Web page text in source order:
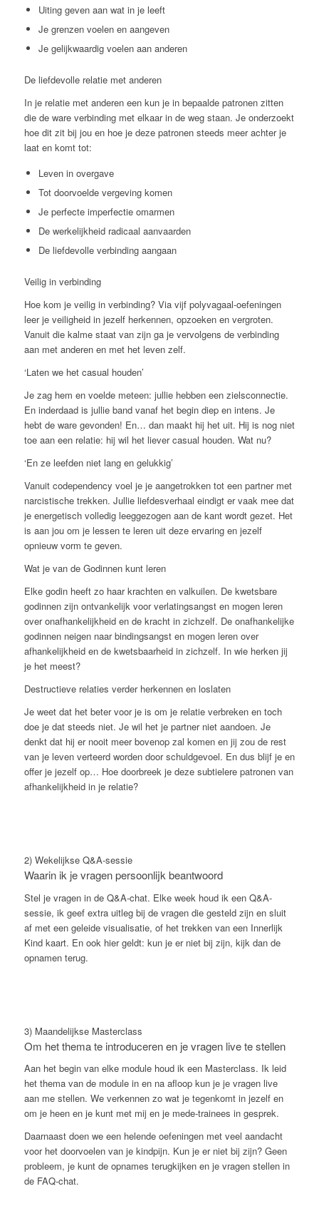
Uiting geven aan wat in je leeft
Je grenzen voelen en aangeven
Je gelijkwaardig voelen aan anderen
De liefdevolle relatie met anderen
In je relatie met anderen een kun je in bepaalde patronen zitten
die de ware verbinding met elkaar in de weg staan. Je onderzoekt
hoe dit zit bij jou en hoe je deze patronen steeds meer achter je
laat en komt tot:
Leven in overgave
Tot doorvoelde vergeving komen
Je perfecte imperfectie omarmen
De werkelijkheid radicaal aanvaarden
De liefdevolle verbinding aangaan
Veilig in verbinding
Hoe kom je veilig in verbinding? Via vijf polyvagaal-oefeningen
leer je veiligheid in jezelf herkennen, opzoeken en vergroten.
Vanuit die kalme staat van zijn ga je vervolgens de verbinding
aan met anderen en met het leven zelf.
‘Laten we het casual houden’
Je zag hem en voelde meteen: jullie hebben een zielsconnectie.
En inderdaad is jullie band vanaf het begin diep en intens. Je
hebt de ware gevonden! En… dan maakt hij het uit. Hij is nog niet
toe aan een relatie: hij wil het liever casual houden. Wat nu?
‘En ze leefden niet lang en gelukkig’
Vanuit codependency voel je je aangetrokken tot een partner met
narcistische trekken. Jullie liefdesverhaal eindigt er vaak mee dat
je energetisch volledig leeggezogen aan de kant wordt gezet. Het
is aan jou om je lessen te leren uit deze ervaring en jezelf
opnieuw vorm te geven.
Wat je van de Godinnen kunt leren
Elke godin heeft zo haar krachten en valkuilen. De kwetsbare
godinnen zijn ontvankelijk voor verlatingsangst en mogen leren
over onafhankelijkheid en de kracht in zichzelf. De onafhankelijke
godinnen neigen naar bindingsangst en mogen leren over
afhankelijkheid en de kwetsbaarheid in zichzelf. In wie herken jij
je het meest?
Destructieve relaties verder herkennen en loslaten
Je weet dat het beter voor je is om je relatie verbreken en toch
doe je dat steeds niet. Je wil het je partner niet aandoen. Je
denkt dat hij er nooit meer bovenop zal komen en jij zou de rest
van je leven verteerd worden door schuldgevoel. En dus blijf je en
offer je jezelf op… Hoe doorbreek je deze subtielere patronen van
afhankelijkheid in je relatie?
2) Wekelijkse Q&A-sessie
Waarin ik je vragen persoonlijk beantwoord
Stel je vragen in de Q&A-chat. Elke week houd ik een Q&A-
sessie, ik geef extra uitleg bij de vragen die gesteld zijn en sluit
af met een geleide visualisatie, of het trekken van een Innerlijk
Kind kaart. En ook hier geldt: kun je er niet bij zijn, kijk dan de
opnamen terug.
3) Maandelijkse Masterclass
Om het thema te introduceren en je vragen live te stellen
Aan het begin van elke module houd ik een Masterclass. Ik leid
het thema van de module in en na afloop kun je je vragen live
aan me stellen. We verkennen zo wat je tegenkomt in jezelf en
om je heen en je kunt met mij en je mede-trainees in gesprek.
Daarnaast doen we een helende oefeningen met veel aandacht
voor het doorvoelen van je kindpijn. Kun je er niet bij zijn? Geen
probleem, je kunt de opnames terugkijken en je vragen stellen in
de FAQ-chat.